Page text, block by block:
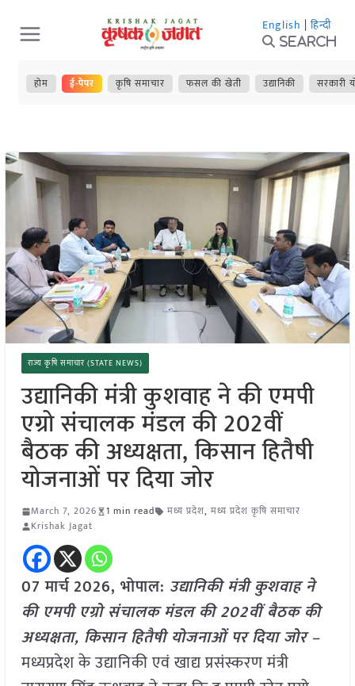
Skip
to
content
English | हिन्दी
Search
होम ई-पेपर कृषि समाचार फसल की खेती उद्यानिकी सरकारी
राज्य कृषि समाचार (STATE NEWS)
उद्यानिकी मंत्री कुशवाह ने की एमपी
एग्रो संचालक मंडल की 202वीं
बैठक की अध्यक्षता, किसान हितैषी
योजनाओं पर दिया जोर
March 7, 2026 1 min read मध्य प्रदेश, मध्य प्रदेश कृषि समाचार
Krishak Jagat
07 मार्च2026, भोपाल: उद्यानिकी मंत्री कुशवाह ने
की एमपी एग्रो संचालक मंडल की 202वीं बैठक की
अध्यक्षता, किसान हितैषी योजनाओं पर दिया जोर –
मध्यप्रदेश के उद्यानिकी एवं खाद्य प्रसंस्करण मंत्री